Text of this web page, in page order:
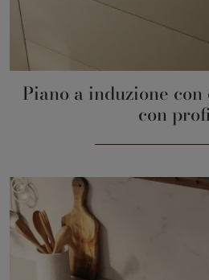
Piano a induzione
con